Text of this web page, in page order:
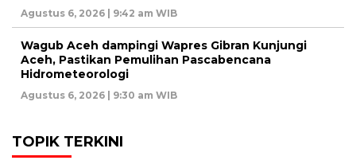
Agustus 6, 2026 | 9:42 am WIB
Wagub Aceh dampingi Wapres Gibran Kunjungi
Aceh, Pastikan Pemulihan Pascabencana
Hidrometeorologi
Agustus 6, 2026 | 9:30 am WIB
TOPIK TERKINI